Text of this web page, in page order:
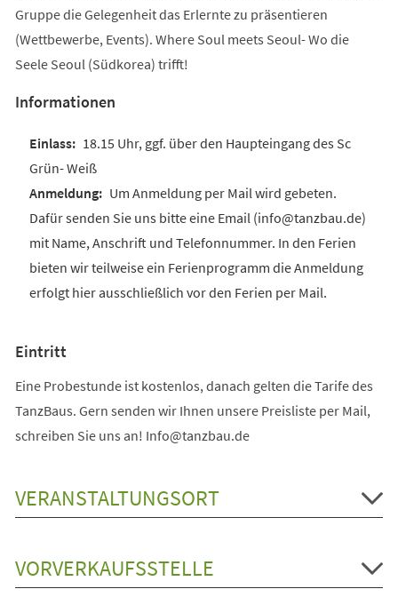
Gruppe die Gelegenheit das Erlernte zu präsentieren
(Wettbewerbe, Events). Where Soul meets Seoul- Wo die
Seele Seoul (Südkorea) trifft!
Informationen
18.15 Uhr, ggf. über den Haupteingang des Sc
Grün- Weiß
Um Anmeldung per Mail wird gebeten.
Dafür senden Sie uns bitte eine Email (info@tanzbau.de)
mit Name, Anschrift und Telefonnummer. In den Ferien
bieten wir teilweise ein Ferienprogramm die Anmeldung
erfolgt hier ausschließlich vor den Ferien per Mail.
Eintritt
Eine Probestunde ist kostenlos, danach gelten die Tarife des
TanzBaus. Gern senden wir Ihnen unsere Preisliste per Mail,
schreiben Sie uns an! Info@tanzbau.de
VERANSTALTUNGSORT
VORVERKAUFSSTELLE